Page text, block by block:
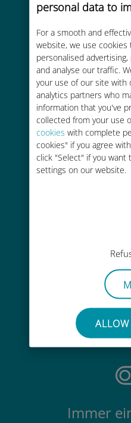
personal data to
For a smooth and
website, we use
personalised
and analyse our traffic.
your use of our site with
analytics partners who
information that you've
collected from your use
cookies with complete
cookies" if you agree
click "Select" if you want
settings on our website.
Bis zu 90 %
Gebühren bei
Sie müssen
Karte
Immer